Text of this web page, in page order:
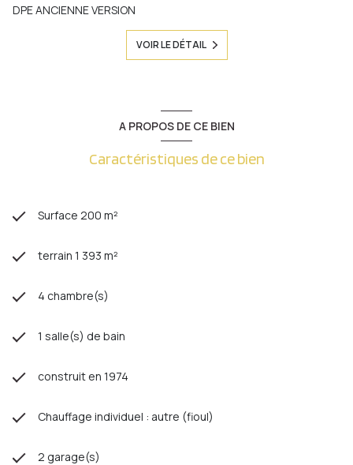
DPE ANCIENNE VERSION
VOIR LE DÉTAIL
A PROPOS DE CE BIEN
Caractéristiques de ce bien
Surface 200 m²
terrain 1 393 m²
4 chambre(s)
1 salle(s) de bain
construit en 1974
Chauffage individuel : autre (fioul)
2 garage(s)